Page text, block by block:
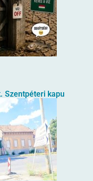
Szentpéteri kapu